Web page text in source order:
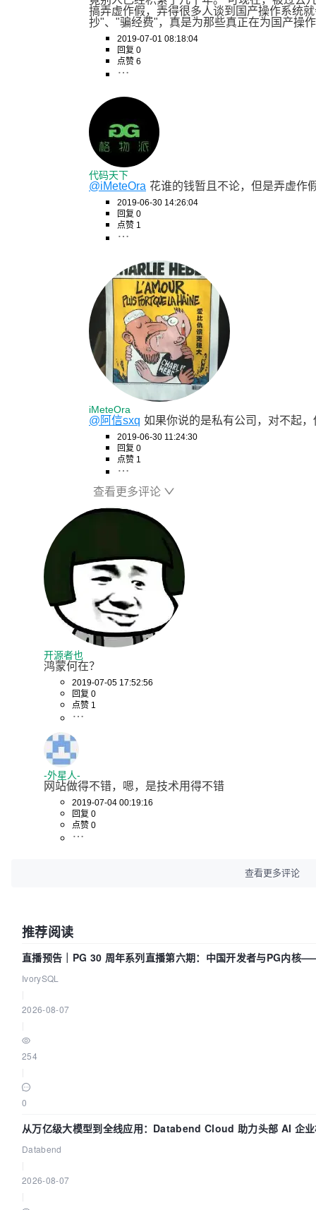
搞弄虚作假，弄得很多人谈到国产操作系统
抄"、"骗经费"，真是为那些真正在为国产操
2019-07-01 08:18:04
回复 0
点赞 6
代码天下
@iMeteOra 花谁的钱暂且不论，但是弄虚作
2019-06-30 14:26:04
回复 0
点赞 1
iMeteOra
@阿信sxq 如果你说的是私有公司，对不起
2019-06-30 11:24:30
回复 0
点赞 1
查看更多评论
开源者也
鸿蒙何在？
2019-07-05 17:52:56
回复 0
点赞 1
-外星人-
网站做得不错，嗯，是技术用得不错
2019-07-04 00:19:16
回复 0
点赞 0
查看更多评论
推荐阅读
直播预告｜PG 30 周年系列直播第六期：中国开发者与PG内核
IvorySQL
2026-08-07
254
0
从万亿级大模型到全线应用：Databend Cloud 助力头部 AI 企
Databend
2026-08-07